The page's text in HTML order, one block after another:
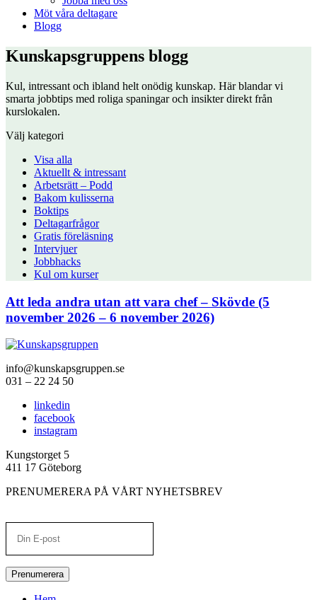
Möt våra deltagare
Blogg
Kunskapsgruppens blogg
Kul, intressant och ibland helt onödig kunskap. Här blandar vi
smarta jobbtips med roliga spaningar och insikter direkt från
kurslokalen.
Välj kategori
Visa alla
Aktuellt & intressant
Arbetsrätt – Podd
Bakom kulisserna
Boktips
Deltagarfrågor
Gratis föreläsning
Intervjuer
Jobbhacks
Kul om kurser
Att leda andra utan att vara chef – Skövde (5
november 2026 – 6 november 2026)
info@kunskapsgruppen.se
031 – 22 24 50
linkedin
facebook
instagram
Kungstorget 5
411 17 Göteborg
PRENUMERERA PÅ VÅRT NYHETSBREV
Prenumerera